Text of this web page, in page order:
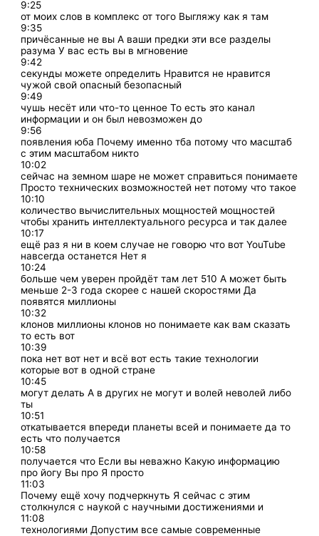
9:25
от моих слов в комплекс от того Выгляжу как я там
9:35
причёсанные не вы А ваши предки эти все разделы
разума У вас есть вы в мгновение
9:42
секунды можете определить Нравится не нравится
чужой свой опасный безопасный
9:49
чушь несёт или что-то ценное То есть это канал
информации и он был невозможен до
9:56
появления юба Почему именно тба потому что масштаб
с этим масштабом никто
10:02
сейчас на земном шаре не может справиться понимаете
Просто технических возможностей нет потому что такое
10:10
количество вычислительных мощностей мощностей
чтобы хранить интеллектуального ресурса и так далее
10:17
ещё раз я ни в коем случае не говорю что вот YouTube
навсегда останется Нет я
10:24
больше чем уверен пройдёт там лет 510 А может быть
меньше 2-3 года скорее с нашей скоростями Да
появятся миллионы
10:32
клонов миллионы клонов но понимаете как вам сказать
то есть вот
10:39
пока нет вот нет и всё вот есть такие технологии
которые вот в одной стране
10:45
могут делать А в других не могут и волей неволей либо
ты
10:51
откатывается впереди планеты всей и понимаете да то
есть что получается
10:58
получается что Если вы неважно Какую информацию
про йогу Вы про Я просто
11:03
Почему ещё хочу подчеркнуть Я сейчас с этим
столкнулся с наукой с научными достижениями и
11:08
технологиями Допустим все самые современные